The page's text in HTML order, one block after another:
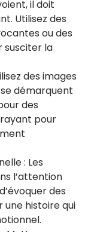
il doit
Utilisez des
ou des
susciter la
des images
démarquent
des
pour
: Les
l’attention
des
une histoire qui